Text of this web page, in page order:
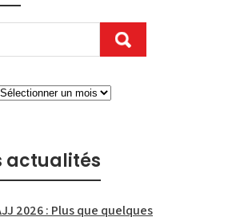
actualités
2026 : Plus que quelques